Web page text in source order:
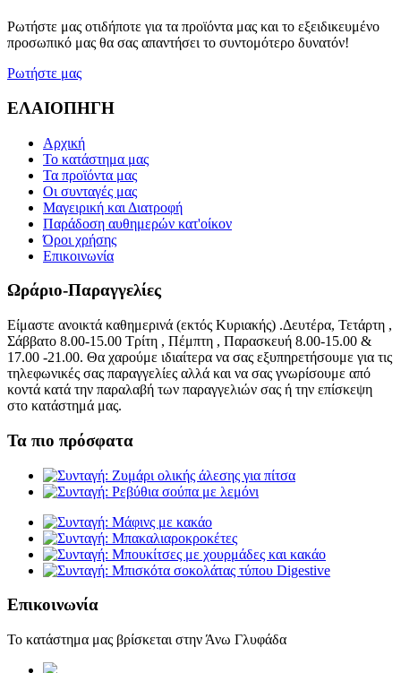
Ρωτήστε μας οτιδήποτε για τα προϊόντα μας και το εξειδικευμένο
προσωπικό μας θα σας απαντήσει το συντομότερο δυνατόν!
Ρωτήστε μας
ΕΛΑΙΟΠΗΓΗ
Αρχική
Το κατάστημα μας
Τα προϊόντα μας
Οι συνταγές μας
Μαγειρική και Διατροφή
Παράδοση αυθημερών κατ'οίκον
Όροι χρήσης
Επικοινωνία
Ωράριο-Παραγγελίες
Είμαστε ανοικτά καθημερινά (εκτός Κυριακής) .Δευτέρα, Τετάρτη ,
Σάββατο 8.00-15.00 Τρίτη , Πέμπτη , Παρασκευή 8.00-15.00 &
17.00 -21.00. Θα χαρούμε ιδιαίτερα να σας εξυπηρετήσουμε για τις
τηλεφωνικές σας παραγγελίες αλλά και να σας γνωρίσουμε από
κοντά κατά την παραλαβή των παραγγελιών σας ή την επίσκεψη
στο κατάστημά μας.
Τα πιο πρόσφατα
Επικοινωνία
Το κατάστημα μας βρίσκεται στην Άνω Γλυφάδα